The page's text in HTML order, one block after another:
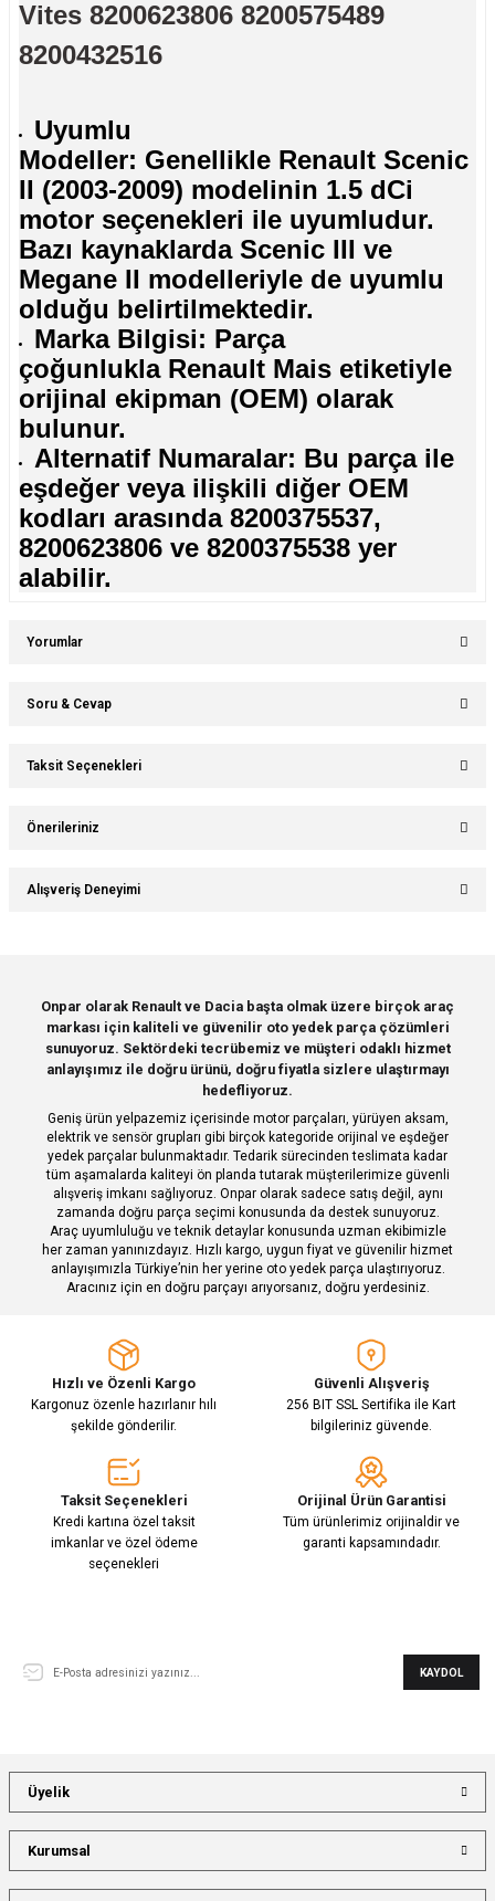
Vites 8200623806 8200575489
8200432516
Uyumlu
Modeller: Genellikle Renault Scenic
II (2003-2009) modelinin 1.5 dCi
motor seçenekleri ile uyumludur.
Bazı kaynaklarda Scenic III ve
Megane II modelleriyle de uyumlu
olduğu belirtilmektedir.
Marka Bilgisi: Parça
çoğunlukla Renault Mais etiketiyle
orijinal ekipman (OEM) olarak
bulunur.
Alternatif Numaralar: Bu parça ile
eşdeğer veya ilişkili diğer OEM
kodları arasında 8200375537,
8200623806 ve 8200375538 yer
alabilir.
Yorumlar
Soru & Cevap
Taksit Seçenekleri
Önerileriniz
Bu ürünün fiyat bilgisi, resim, ürün açıklamalarında ve diğer konularda
yetersiz gördüğünüz noktaları öneri formunu kullanarak tarafımıza
Ürün resmi kalitesiz, bozuk veya görüntülenemiyor.
Ürün açıklamasında eksik bilgiler bulunuyor.
Ürün bilgilerinde hatalar bulunuyor.
Ürün fiyatı diğer sitelerden daha pahalı.
Bu ürüne benzer farklı alternatifler olmalı.
Gönder
Alışveriş Deneyimi
Deneyimini Paylaş
Onpar olarak Renault ve Dacia başta olmak üzere birçok araç
markası için kaliteli ve güvenilir oto yedek parça çözümleri
sunuyoruz. Sektördeki tecrübemiz ve müşteri odaklı hizmet
anlayışımız ile doğru ürünü, doğru fiyatla sizlere ulaştırmayı
hedefliyoruz.
Geniş ürün yelpazemiz içerisinde motor parçaları, yürüyen aksam,
elektrik ve sensör grupları gibi birçok kategoride orijinal ve eşdeğer
yedek parçalar bulunmaktadır. Tedarik sürecinden teslimata kadar
tüm aşamalarda kaliteyi ön planda tutarak müşterilerimize güvenli
alışveriş imkanı sağlıyoruz. Onpar olarak sadece satış değil, aynı
zamanda doğru parça seçimi konusunda da destek sunuyoruz.
Araç uyumluluğu ve teknik detaylar konusunda uzman ekibimizle
her zaman yanınızdayız. Hızlı kargo, uygun fiyat ve güvenilir hizmet
anlayışımızla Türkiye’nin her yerine oto yedek parça ulaştırıyoruz.
Aracınız için en doğru parçayı arıyorsanız, doğru yerdesiniz.
Hızlı ve Özenli Kargo
Kargonuz özenle hazırlanır hılı
şekilde gönderilir.
Güvenli Alışveriş
256 BIT SSL Sertifika ile Kart
bilgileriniz güvende.
Taksit Seçenekleri
Kredi kartına özel taksit
imkanlar ve özel ödeme
seçenekleri
Orijinal Ürün Garantisi
Tüm ürünlerimiz orijinaldir ve
garanti kapsamındadır.
KAYDOL
Üyelik
Kurumsal